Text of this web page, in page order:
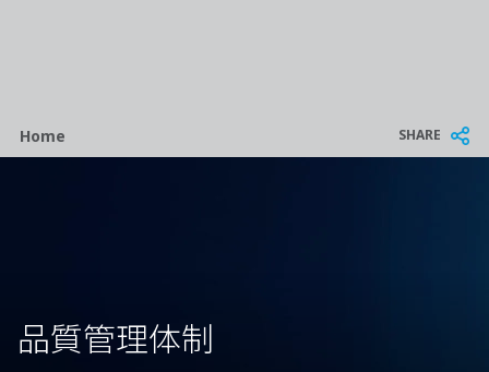
Breadcrumb
Home SHARE
品質管理体制